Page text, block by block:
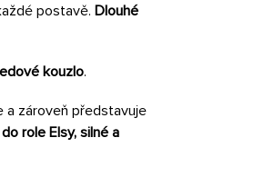
postavě. Dlouhé
kouzlo.
a zároveň představuje
role Elsy, silné a